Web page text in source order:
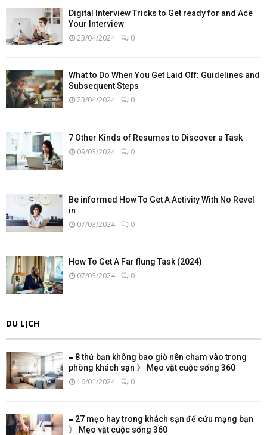
Digital Interview Tricks to Get ready for and Ace
Your Interview
23/04/2024 0
What to Do When You Get Laid Off: Guidelines and
Subsequent Steps
23/04/2024 0
7 Other Kinds of Resumes to Discover a Task
09/03/2024 0
Be informed How To Get A Activity With No Revel
in
07/03/2024 0
How To Get A Far flung Task (2024)
07/03/2024 0
DU LỊCH
≡ 8 thứ bạn không bao giờ nên chạm vào trong
phòng khách sạn 》 Mẹo vặt cuộc sống 360
16/01/2024 0
≡ 27 mẹo hay trong khách sạn để cứu mạng bạn
》 Mẹo vặt cuộc sống 360